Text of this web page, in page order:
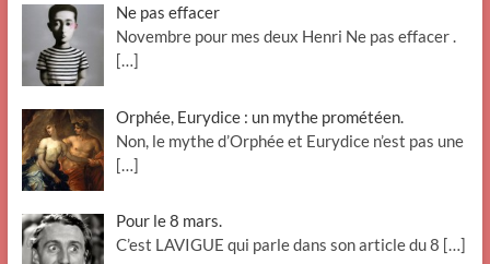
Ne pas effacer
Novembre pour mes deux Henri Ne pas effacer .
[…]
Orphée, Eurydice : un mythe prométéen.
Non, le mythe d’Orphée et Eurydice n’est pas une
[…]
Pour le 8 mars.
C’est LAVIGUE qui parle dans son article du 8 […]